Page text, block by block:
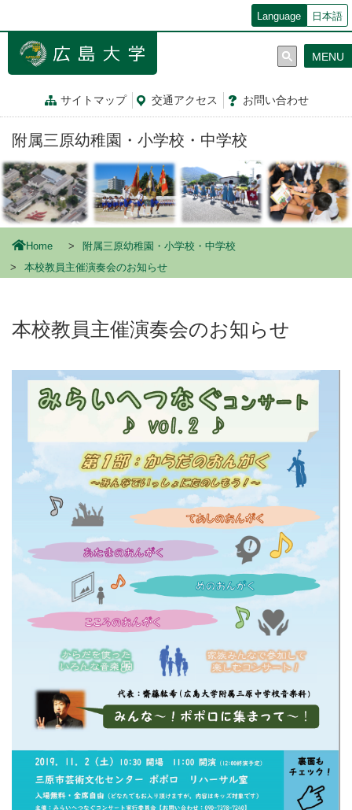
ン
動
Language 日本語
サイトマップ 交通アクセス お問い合わせ
MENU
附属三原幼稚園・小学校・中学校
Home
附属三原幼稚園・小学校・中学校
本校教員主催演奏会のお知らせ
本校教員主催演奏会のお知らせ